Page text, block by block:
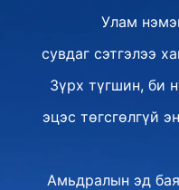
Улам
сувдаг сэтгэлээ
Зүрх түгшин, би
эцэс төгсгөлгүй
Амьдралын эд